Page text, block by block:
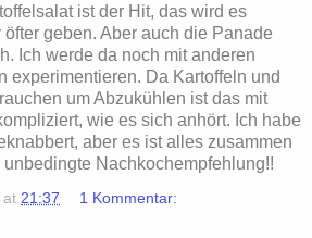
ist der Hit, das wird es
geben. Aber auch die Panade
Ich werde da noch mit anderen
experimentieren. Da Kartoffeln und
um Abzukühlen ist das mit
wie es sich anhört. Ich habe
aber es ist alles zusammen
Nachkochempfehlung!!
at 21:37 1 Kommentar: